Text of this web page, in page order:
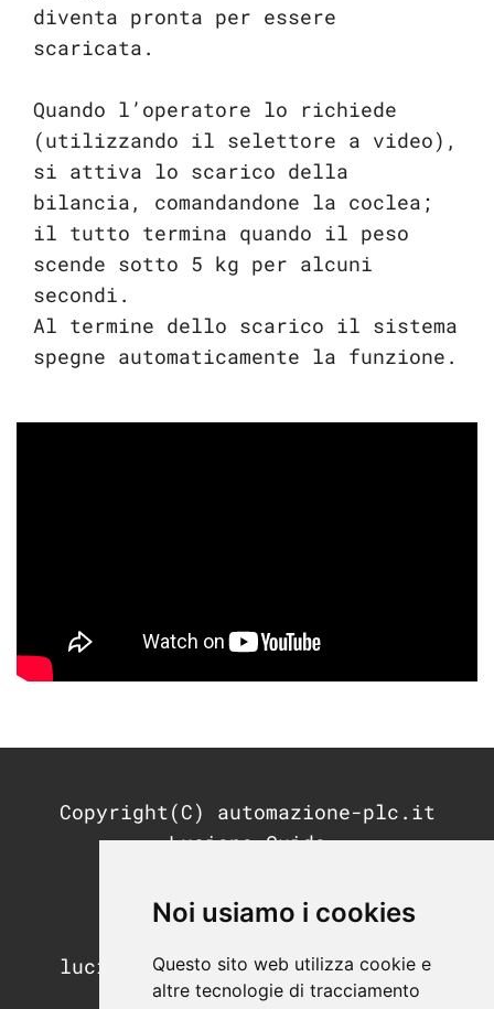
Noi usiamo i cookies
Questo sito web utilizza cookie e
altre tecnologie di tracciamento
diventa pronta per essere
scaricata.
Quando l’operatore lo richiede
(utilizzando il selettore a video),
si attiva lo scarico della
bilancia, comandandone la coclea;
il tutto termina quando il peso
scende sotto 5 kg per alcuni
secondi.
Al termine dello scarico il sistema
spegne automaticamente la funzione.
Copyright(C) automazione-plc.it
Luciano Guida
REA: MI-2791053
luciano.guida@postecertifica.it